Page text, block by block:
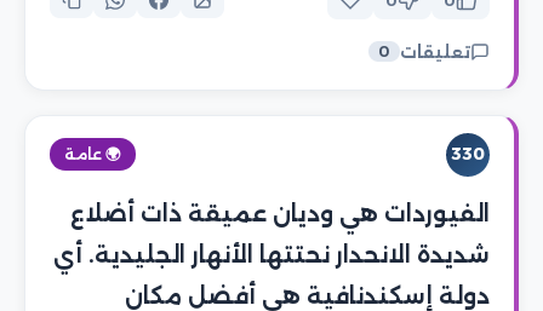
تعليقات 0
330 🌍 عامة
الفيوردات هي وديان عميقة ذات أضلاع
شديدة الانحدار نحتتها الأنهار الجليدية. أي
دولة إسكندنافية هي أفضل مكان